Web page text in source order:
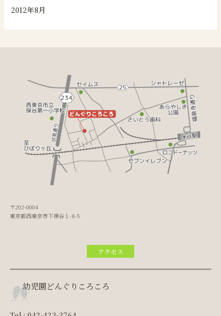
2012年8月
〒202-0004
東京都西東京市下保谷１-8-5
アクセス
幼児園どんぐりころころ